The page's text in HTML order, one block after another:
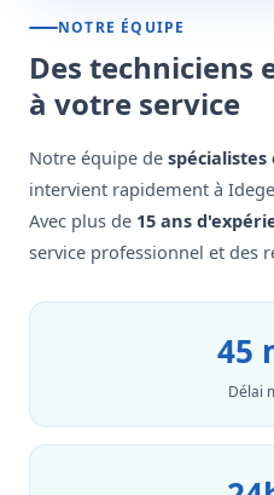
NOTRE ÉQUIPE
Des techniciens
à votre service
Notre équipe de
intervient rapidement à
Avec plus de 15 ans
service professionnel et des
45
Délai